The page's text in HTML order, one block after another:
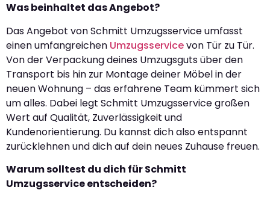
Was beinhaltet das Angebot?
Das Angebot von Schmitt Umzugsservice umfasst
einen umfangreichen Umzugsservicevon Tür zu Tür.
Von der Verpackung deines Umzugsguts über den
Transport bis hin zur Montage deiner Möbel in der
neuen Wohnung – das erfahrene Team kümmert sich
um alles. Dabei legt Schmitt Umzugsservice großen
Wert auf Qualität, Zuverlässigkeit und
Kundenorientierung. Du kannst dich also entspannt
zurücklehnen und dich auf dein neues Zuhause freuen.
Warum solltest du dich für Schmitt
Umzugsservice entscheiden?